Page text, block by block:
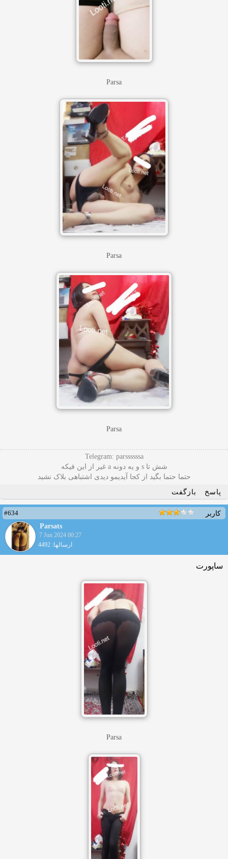
Parsa
Parsa
Parsa
Telegram: parssssssa
شش تا s و یه دونه a غیر از این فیکه
حتما حتما بگید از کجا آیدیمو دیدی اشتباهی بلاک نشید
پاسخ
بازگفت
کاربر
#634
Parsats
7 Jun 2024 00:27
ارسالها: 4492
ساپورت
Parsa